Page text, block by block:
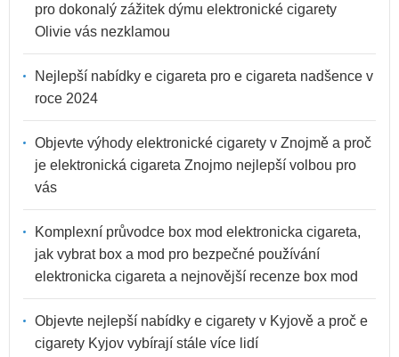
pro dokonalý zážitek dýmu elektronické cigarety
Olivie vás nezklamou
Nejlepší nabídky e cigareta pro e cigareta nadšence v
roce 2024
Objevte výhody elektronické cigarety v Znojmě a proč
je elektronická cigareta Znojmo nejlepší volbou pro
vás
Komplexní průvodce box mod elektronicka cigareta,
jak vybrat box a mod pro bezpečné používání
elektronicka cigareta a nejnovější recenze box mod
Objevte nejlepší nabídky e cigarety v Kyjově a proč e
cigarety Kyjov vybírají stále více lidí